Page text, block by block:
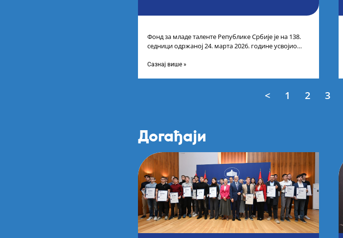
Фонд за младе таленте Републике Србије је на 138.
седници одржаној 24. марта 2026. године усвојио
Сазнај више »
< 1 2 3
Догађаји